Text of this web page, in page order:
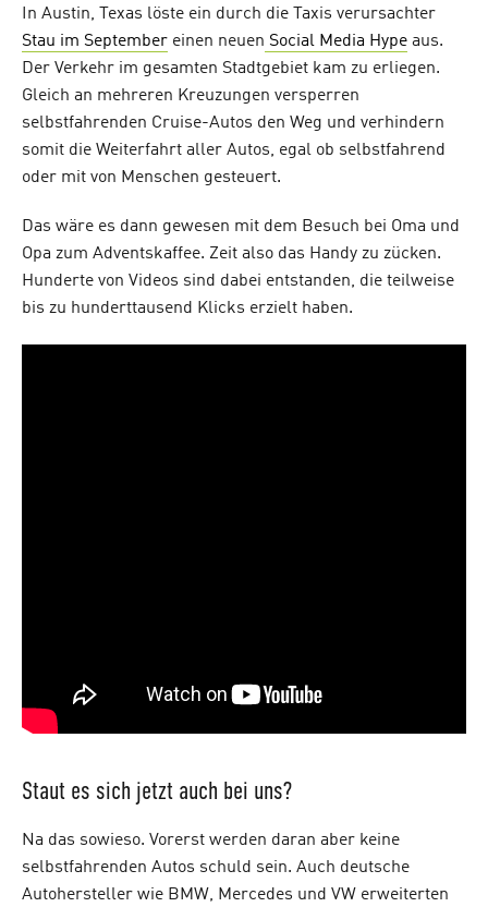
In Austin, Texas löste ein durch die Taxis verursachter
Stau im September einen neuen Social Media Hype aus.
Der Verkehr im gesamten Stadtgebiet kam zu erliegen.
Gleich an mehreren Kreuzungen versperren
selbstfahrenden Cruise-Autos den Weg und verhindern
somit die Weiterfahrt aller Autos, egal ob selbstfahrend
oder mit von Menschen gesteuert.
Das wäre es dann gewesen mit dem Besuch bei Oma und
Opa zum Adventskaffee. Zeit also das Handy zu zücken.
Hunderte von Videos sind dabei entstanden, die teilweise
bis zu hunderttausend Klicks erzielt haben.
Staut es sich jetzt auch bei uns?
Na das sowieso. Vorerst werden daran aber keine
selbstfahrenden Autos schuld sein. Auch deutsche
Autohersteller wie BMW, Mercedes und VW erweiterten